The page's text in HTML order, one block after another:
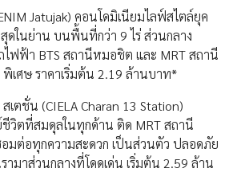
Jatujak) คอนโดมิเนียมไลฟ์สไตล์ยุค
ดในย่าน บนพื้นที่กว่า 9 ไร่ ส่วนกลาง
ถไฟฟ้า BTS สถานีหมอชิต และ MRT สถานี
เศษ ราคาเริ่มต้น 2.19 ล้านบาท*
เตชั่น (CIELA Charan 13 Station)
วิตที่สมดุลในทุกด้าน ติด MRT สถานี
อมต่อทุกความสะดวก เป็นส่วนตัว ปลอดภัย
มาส่วนกลางที่โดดเด่น เริ่มต้น 2.59 ล้าน